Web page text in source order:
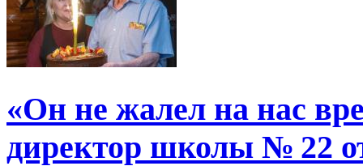
«Он не жалел на нас
директор школы № 22